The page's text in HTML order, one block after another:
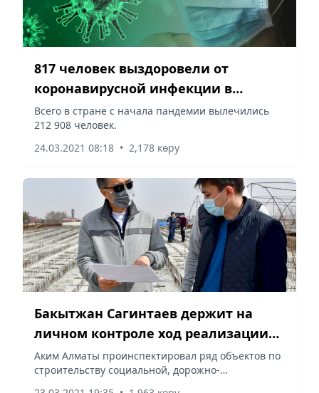
817 человек выздоровели от
коронавирусной инфекции в
Казахстане
Всего в стране с начала пандемии вылечились
212 908 человек.
24.03.2021 08:18 • 2,178 көру
Бакытжан Сагинтаев держит на
личном контроле ход реализации
инфраструктурных проектов
Аким Алматы проинспектировал ряд объектов по
строительству социальной, дорожно-